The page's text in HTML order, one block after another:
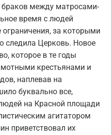
браков между матросами-
время с людей
за которыми
следила Церковь. Новое
которое в те годы
крестьянами и
наплевав на
буквально все,
на Красной площади
агитатором
приветствовал их